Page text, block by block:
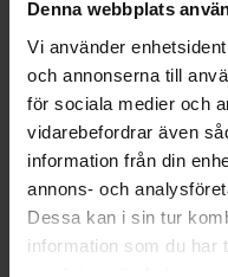
Denna webbplats
Vi använder
och annonserna till
för sociala medier och
vidarebefordrar även
information från din
annons- och
Dessa kan i sin tur
information som du har
Reeses Peanut Butter Big